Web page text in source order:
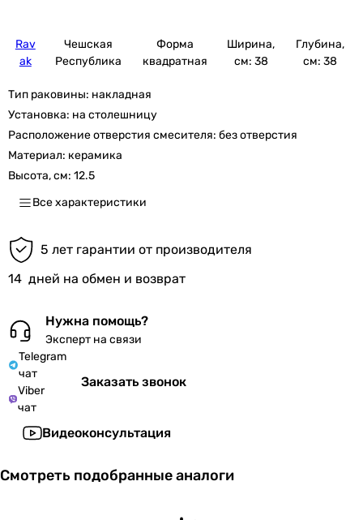
Rav
ak
Чешская
Республика
Форма
квадратная
Ширина,
см: 38
Глубина,
см: 38
Тип раковины: накладная
Установка: на столешницу
Расположение отверстия смесителя: без отверстия
Материал: керамика
Высота, см: 12.5
Все характеристики
5 лет гарантии от производителя
14 дней на обмен и возврат
Нужна помощь?
Эксперт на связи
Telegram
чат
Viber
чат
Заказать звонок
Видеоконсультация
Смотреть подобранные аналоги